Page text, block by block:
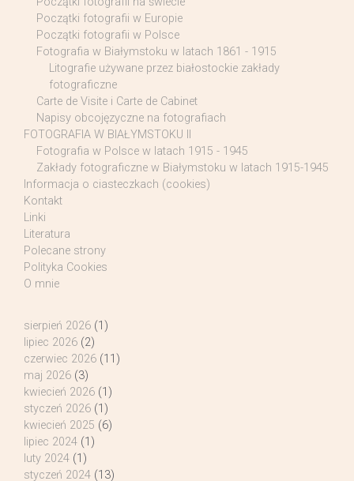
Początki fotografii w Europie
Początki fotografii w Polsce
Fotografia w Białymstoku w latach 1861 - 1915
Litografie używane przez białostockie zakłady
fotograficzne
Carte de Visite i Carte de Cabinet
Napisy obcojęzyczne na fotografiach
FOTOGRAFIA W BIAŁYMSTOKU II
Fotografia w Polsce w latach 1915 - 1945
Zakłady fotograficzne w Białymstoku w latach 1915-1945
Informacja o ciasteczkach (cookies)
Kontakt
Linki
Literatura
Polecane strony
Polityka Cookies
O mnie
sierpień 2026 (1)
lipiec 2026 (2)
czerwiec 2026 (11)
maj 2026 (3)
kwiecień 2026 (1)
styczeń 2026 (1)
kwiecień 2025 (6)
lipiec 2024 (1)
luty 2024 (1)
styczeń 2024 (13)